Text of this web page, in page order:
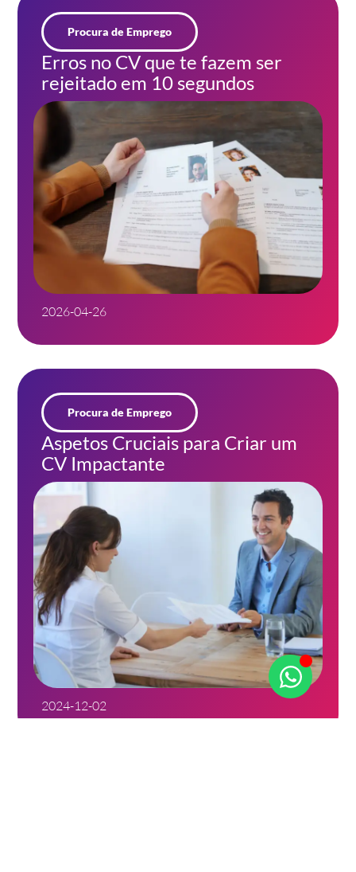
Procura de Emprego
Erros no CV que te fazem ser
rejeitado em 10 segundos
2026-04-26
Procura de Emprego
Aspetos Cruciais para Criar um
CV Impactante
2024-12-02